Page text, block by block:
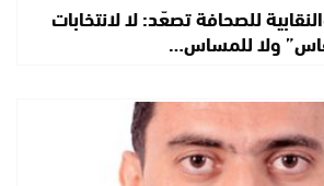
للصحافة تصعّد: لا لانتخابات
ولا للمساس…